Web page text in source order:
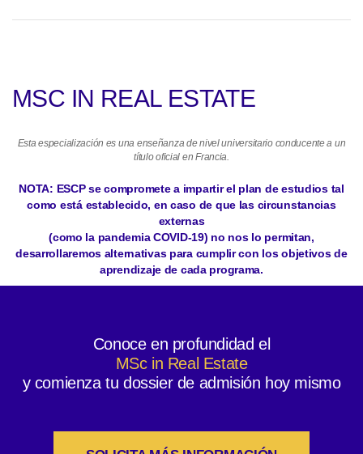
MSC IN REAL ESTATE
Esta especialización es una enseñanza de nivel universitario conducente a un
título oficial en Francia.
NOTA: ESCP se compromete a impartir el plan de estudios tal
como está establecido, en caso de que las circunstancias
externas
(como la pandemia COVID-19) no nos lo permitan,
desarrollaremos alternativas para cumplir con los objetivos de
aprendizaje de cada programa.
Conoce en profundidad el
MSc in Real Estate
y comienza tu dossier de admisión hoy mismo